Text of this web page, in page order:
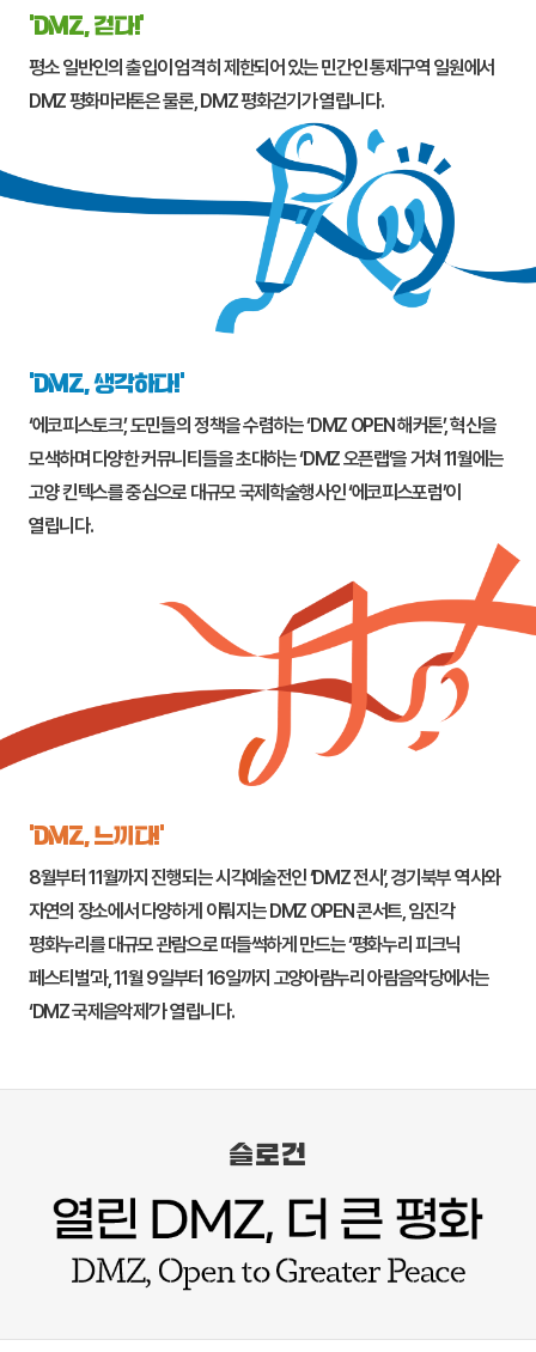
‘DMZ, 걷다!’
평소 일반인의 출입이 엄격히 제한되어 있는 민간인 통제구역 일원에서
DMZ 평화마라톤은 물론, DMZ 평화걷기가 열립니다.
‘DMZ, 생각하다!’
‘에코피스토크’, 도민들의 정책을 수렴하는 ‘DMZ OPEN 해커톤’, 혁신을
모색하며 다양한 커뮤니티들을 초대하는 ‘DMZ 오픈랩’을 거쳐 11월에는
고양킨텍스를 중심으로 대규모 국제학술행사인 ‘에코피스포럼’이
열립니다.
‘DMZ, 느끼다!’
8월부터 11월까지 진행되는 시각예술전인 ‘DMZ 전시’, 경기북부 역사와
자연의 장소에서 다양하게 이뤄지는 DMZ OPEN 콘서트, 임진각
평화누리를 대규모 관람으로 떠들썩하게 만드는 ‘평화누리 피크닉
페스티벌’과, 11월 9일부터 16일까지 고양아람누리 아람음악당에서는
‘DMZ 국제음악제’가 열립니다.
슬로건